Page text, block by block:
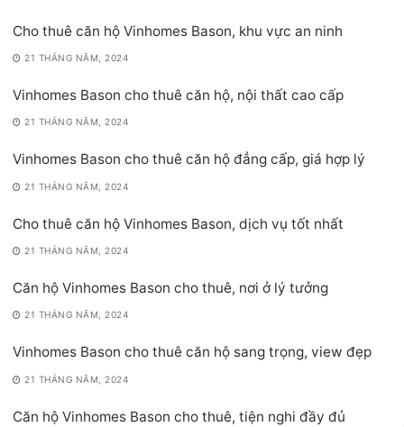
Cho thuê căn hộ Vinhomes Bason, khu vực an ninh
21 THÁNG NĂM, 2024
Vinhomes Bason cho thuê căn hộ, nội thất cao cấp
21 THÁNG NĂM, 2024
Vinhomes Bason cho thuê căn hộ đẳng cấp, giá hợp lý
21 THÁNG NĂM, 2024
Cho thuê căn hộ Vinhomes Bason, dịch vụ tốt nhất
21 THÁNG NĂM, 2024
Căn hộ Vinhomes Bason cho thuê, nơi ở lý tưởng
21 THÁNG NĂM, 2024
Vinhomes Bason cho thuê căn hộ sang trọng, view đẹp
21 THÁNG NĂM, 2024
Căn hộ Vinhomes Bason cho thuê, tiện nghi đầy đủ